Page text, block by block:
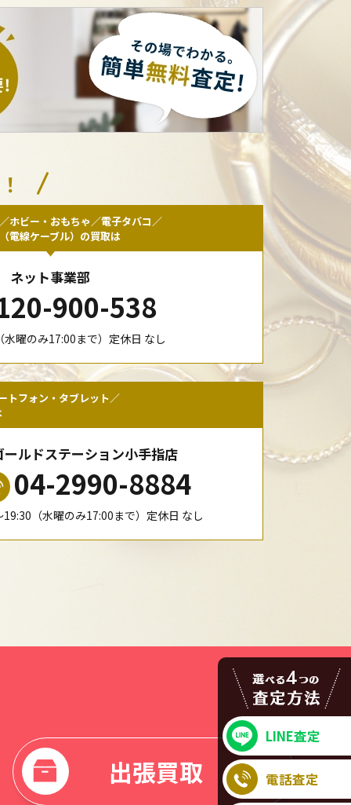
ホビー・おもちゃ／電子タバコ／
電線ケーブル）の買取は
ネット事業部
900-538
水曜のみ17:00まで）定休日 なし
トフォン・タブレット／
ールドステーション小手指店
04-2990-8884
19:30（水曜のみ17:00まで）定休日 なし
出張買取
LINE査定
電話査定